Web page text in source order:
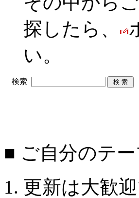
探したら、
い。
検索
■ ご自分のテ
更新は大歓